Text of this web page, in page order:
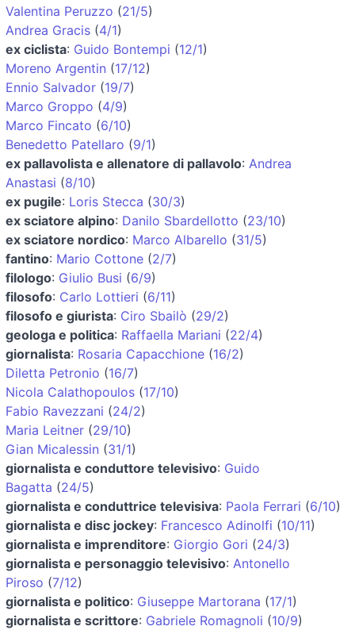
Valentina Peruzzo (21/5)
Andrea Gracis (4/1)
ex ciclista: Guido Bontempi (12/1)
Moreno Argentin (17/12)
Ennio Salvador (19/7)
Marco Groppo (4/9)
Marco Fincato (6/10)
Benedetto Patellaro (9/1)
ex pallavolista e allenatore di pallavolo: Andrea
Anastasi (8/10)
ex pugile: Loris Stecca (30/3)
ex sciatore alpino: Danilo Sbardellotto (23/10)
ex sciatore nordico: Marco Albarello (31/5)
fantino: Mario Cottone (2/7)
filologo: Giulio Busi (6/9)
filosofo: Carlo Lottieri (6/11)
filosofo e giurista: Ciro Sbailò (29/2)
geologa e politica: Raffaella Mariani (22/4)
giornalista: Rosaria Capacchione (16/2)
Diletta Petronio (16/7)
Nicola Calathopoulos (17/10)
Fabio Ravezzani (24/2)
Maria Leitner (29/10)
Gian Micalessin (31/1)
giornalista e conduttore televisivo: Guido
Bagatta (24/5)
giornalista e conduttrice televisiva: Paola Ferrari (6/10)
giornalista e disc jockey: Francesco Adinolfi (10/11)
giornalista e imprenditore: Giorgio Gori (24/3)
giornalista e personaggio televisivo: Antonello
Piroso (7/12)
giornalista e politico: Giuseppe Martorana (17/1)
giornalista e scrittore: Gabriele Romagnoli (10/9)